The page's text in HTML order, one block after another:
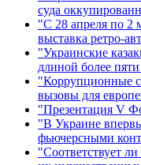
суда
"С 28 апреля по 2
выставка ретро-
"Украинские
длиной более
"Коррупционные
вызовы для
"Презентация V
"В Украине
фьючерсными
"Соответствует